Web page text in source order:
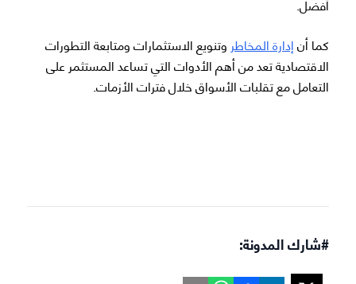
كما أنإدارة المخاطر وتنويع الاستثمارات ومتابعة التطورات
الاقتصادية تعد من أهم الأدوات التي تساعد المستثمر على
التعامل مع تقلبات الأسواق خلال فترات الأزمات.
#شارك المدونة: